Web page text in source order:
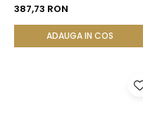
Naturala de Cuart Roz de 10
387,73 RON
ADAUGA IN COS